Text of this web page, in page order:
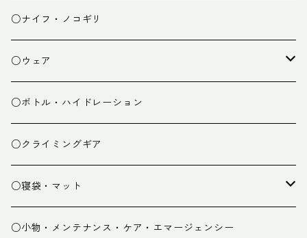
チェア
焚き火台
焚き火小物
○ナイフ・ノコギリ
○ウェア
ミドルレイヤー
ベースレイヤー
パンツ
グローブ
○ボトル・ハイドレーション
○クライミングギア
○寝袋・マット
寝袋
○小物・メンテナンス・ケア・エマージェンシー